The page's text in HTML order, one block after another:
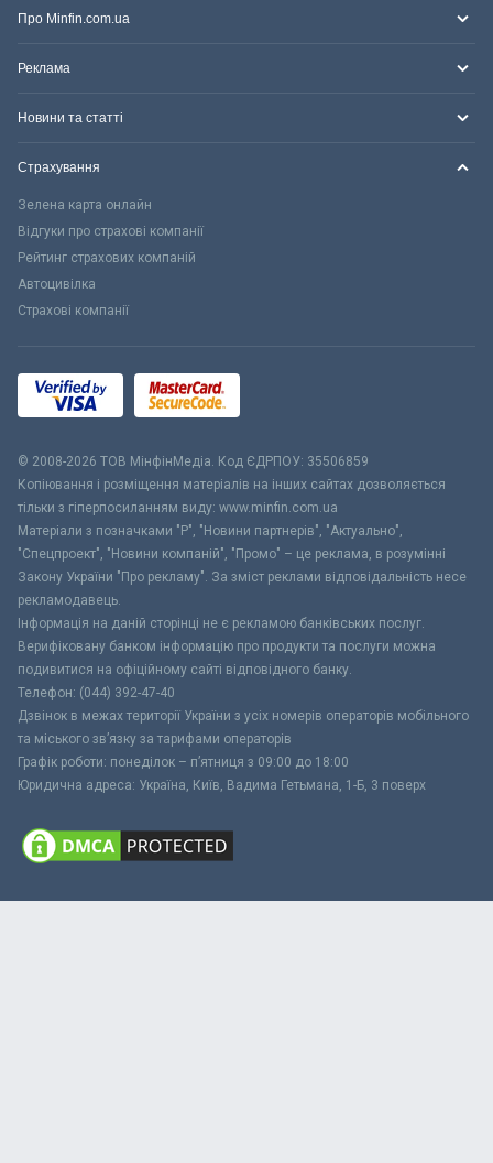
Про Minfin.com.ua
Реклама
Новини та статті
Страхування
Зелена карта онлайн
Відгуки про страхові компанії
Рейтинг страхових компаній
Автоцивілка
Страхові компанії
© 2008-2026 ТОВ МiнфiнМедiа. Код ЄДРПОУ: 35506859
Копіювання і розміщення матеріалів на інших сайтах дозволяється
тільки з гіперпосиланням виду: www.minfin.com.ua
Матеріали з позначками "Р", "Новини партнерів", "Актуально",
"Спецпроект", "Новини компаній", "Промо" – це реклама, в розумінні
Закону України "Про рекламу". За зміст реклами відповідальність несе
рекламодавець.
Інформація на даній сторінці не є рекламою банківських послуг.
Верифіковану банком інформацію про продукти та послуги можна
подивитися на офіційному сайті відповідного банку.
Телефон: (044) 392-47-40
Дзвінок в межах території України з усіх номерів операторів мобільного
та міського зв’язку за тарифами операторів
Графік роботи: понеділок – п’ятниця з 09:00 до 18:00
Юридична адреса: Україна, Київ, Вадима Гетьмана, 1-Б, 3 поверх